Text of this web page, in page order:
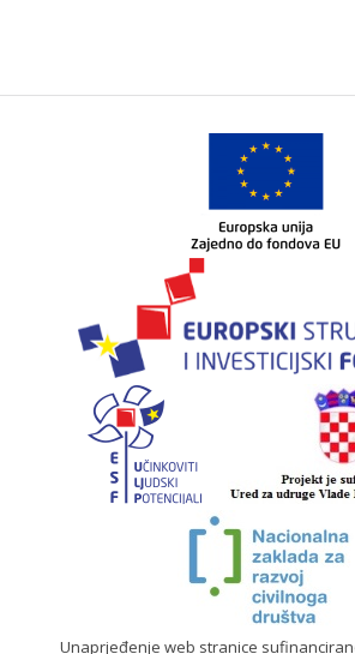
Unaprjeđenje web stranice